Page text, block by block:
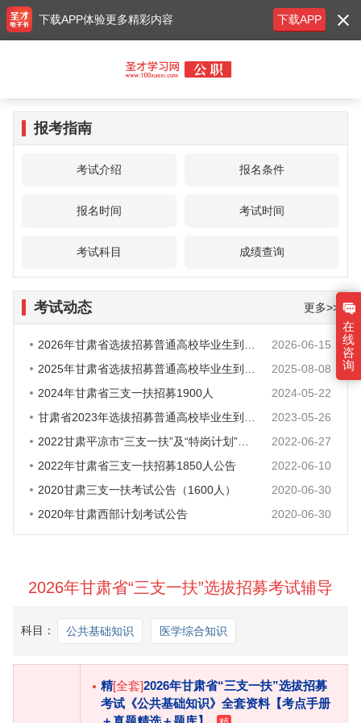
报考指南
考试介绍 报名条件
报名时间 考试时间
考试科目 成绩查询
考试动态 更多>>
2026-06-15
2025-08-08
2024年甘肃省三支一扶招募1900人
2024-05-22
2023-05-26
2022-06-27
2022年甘肃省三支一扶招募1850人公告
2022-06-10
2020甘肃三支一扶考试公告（1600人）
2020-06-30
2020年甘肃西部计划考试公告
2020-06-30
2026年甘肃省“三支一扶”选拔招募考试辅导
科目： 公共基础知识 医学综合知识
精[全套]2026年甘肃省“三支一扶”选拔招募
考试《公共基础知识》全套资料【考点手册
下载APP
下载APP体验更多精彩内容
在
线
咨
询